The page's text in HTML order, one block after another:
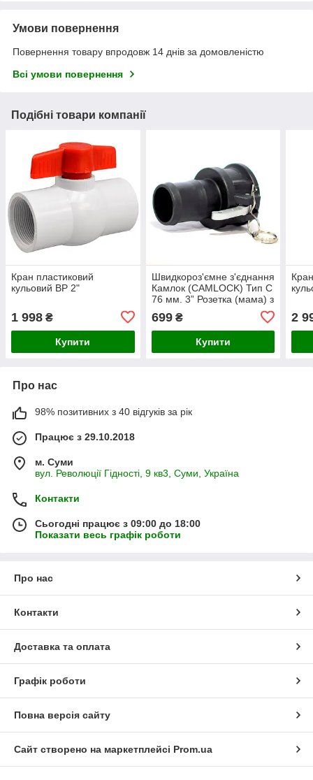
Умови повернення
Повернення товару впродовж 14 днів за домовленістю
Всі умови повернення
Подібні товари компанії
Кран пластиковий
кульовий ВР 2"
1 998 ₴
Купити
Швидкороз'ємне з'єднання
Камлок (CAMLOCK) Тип С
76 мм. 3” Розетка (мама) з
699₴
Купити
2
Про нас
98% позитивних з 40 відгуків за рік
Працює з 29.10.2018
м. Суми
вул. Революції Гідності, 9 кв3, Суми, Україна
Контакти
Сьогодні працює з 09:00 до 18:00
Показати весь графік роботи
Про нас
Контакти
Доставка та оплата
Графік роботи
Повна версія сайту
Сайт створено на маркетплейсі Prom.ua